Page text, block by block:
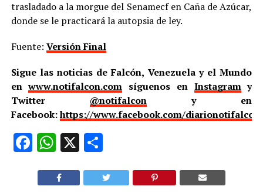
trasladado a la morgue del Senamecf en Caña de Azúcar,
donde se le practicará la autopsia de ley.
Fuente: Versión Final
Sigue las noticias de Falcón, Venezuela y el Mundo
enwww.notifalcon.com síguenos en Instagramy
Twitter @notifalcony en
Facebook:https://www.facebook.com/
Facebook
WhatsApp
X Compartir